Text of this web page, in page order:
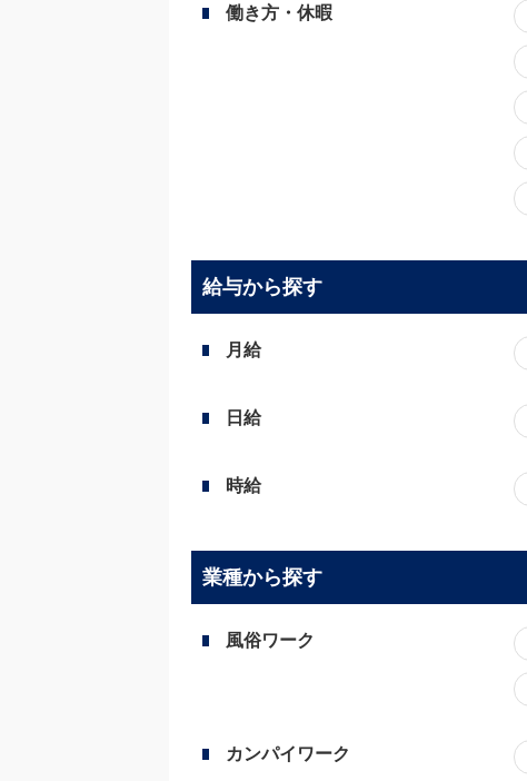
働き方・休暇
給与から探す
月給
日給
時給
業種から探す
風俗ワーク
カンパイワーク